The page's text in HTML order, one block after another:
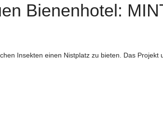
Bienenhotel:
Insekten einen Nistplatz zu bieten. Das Projekt